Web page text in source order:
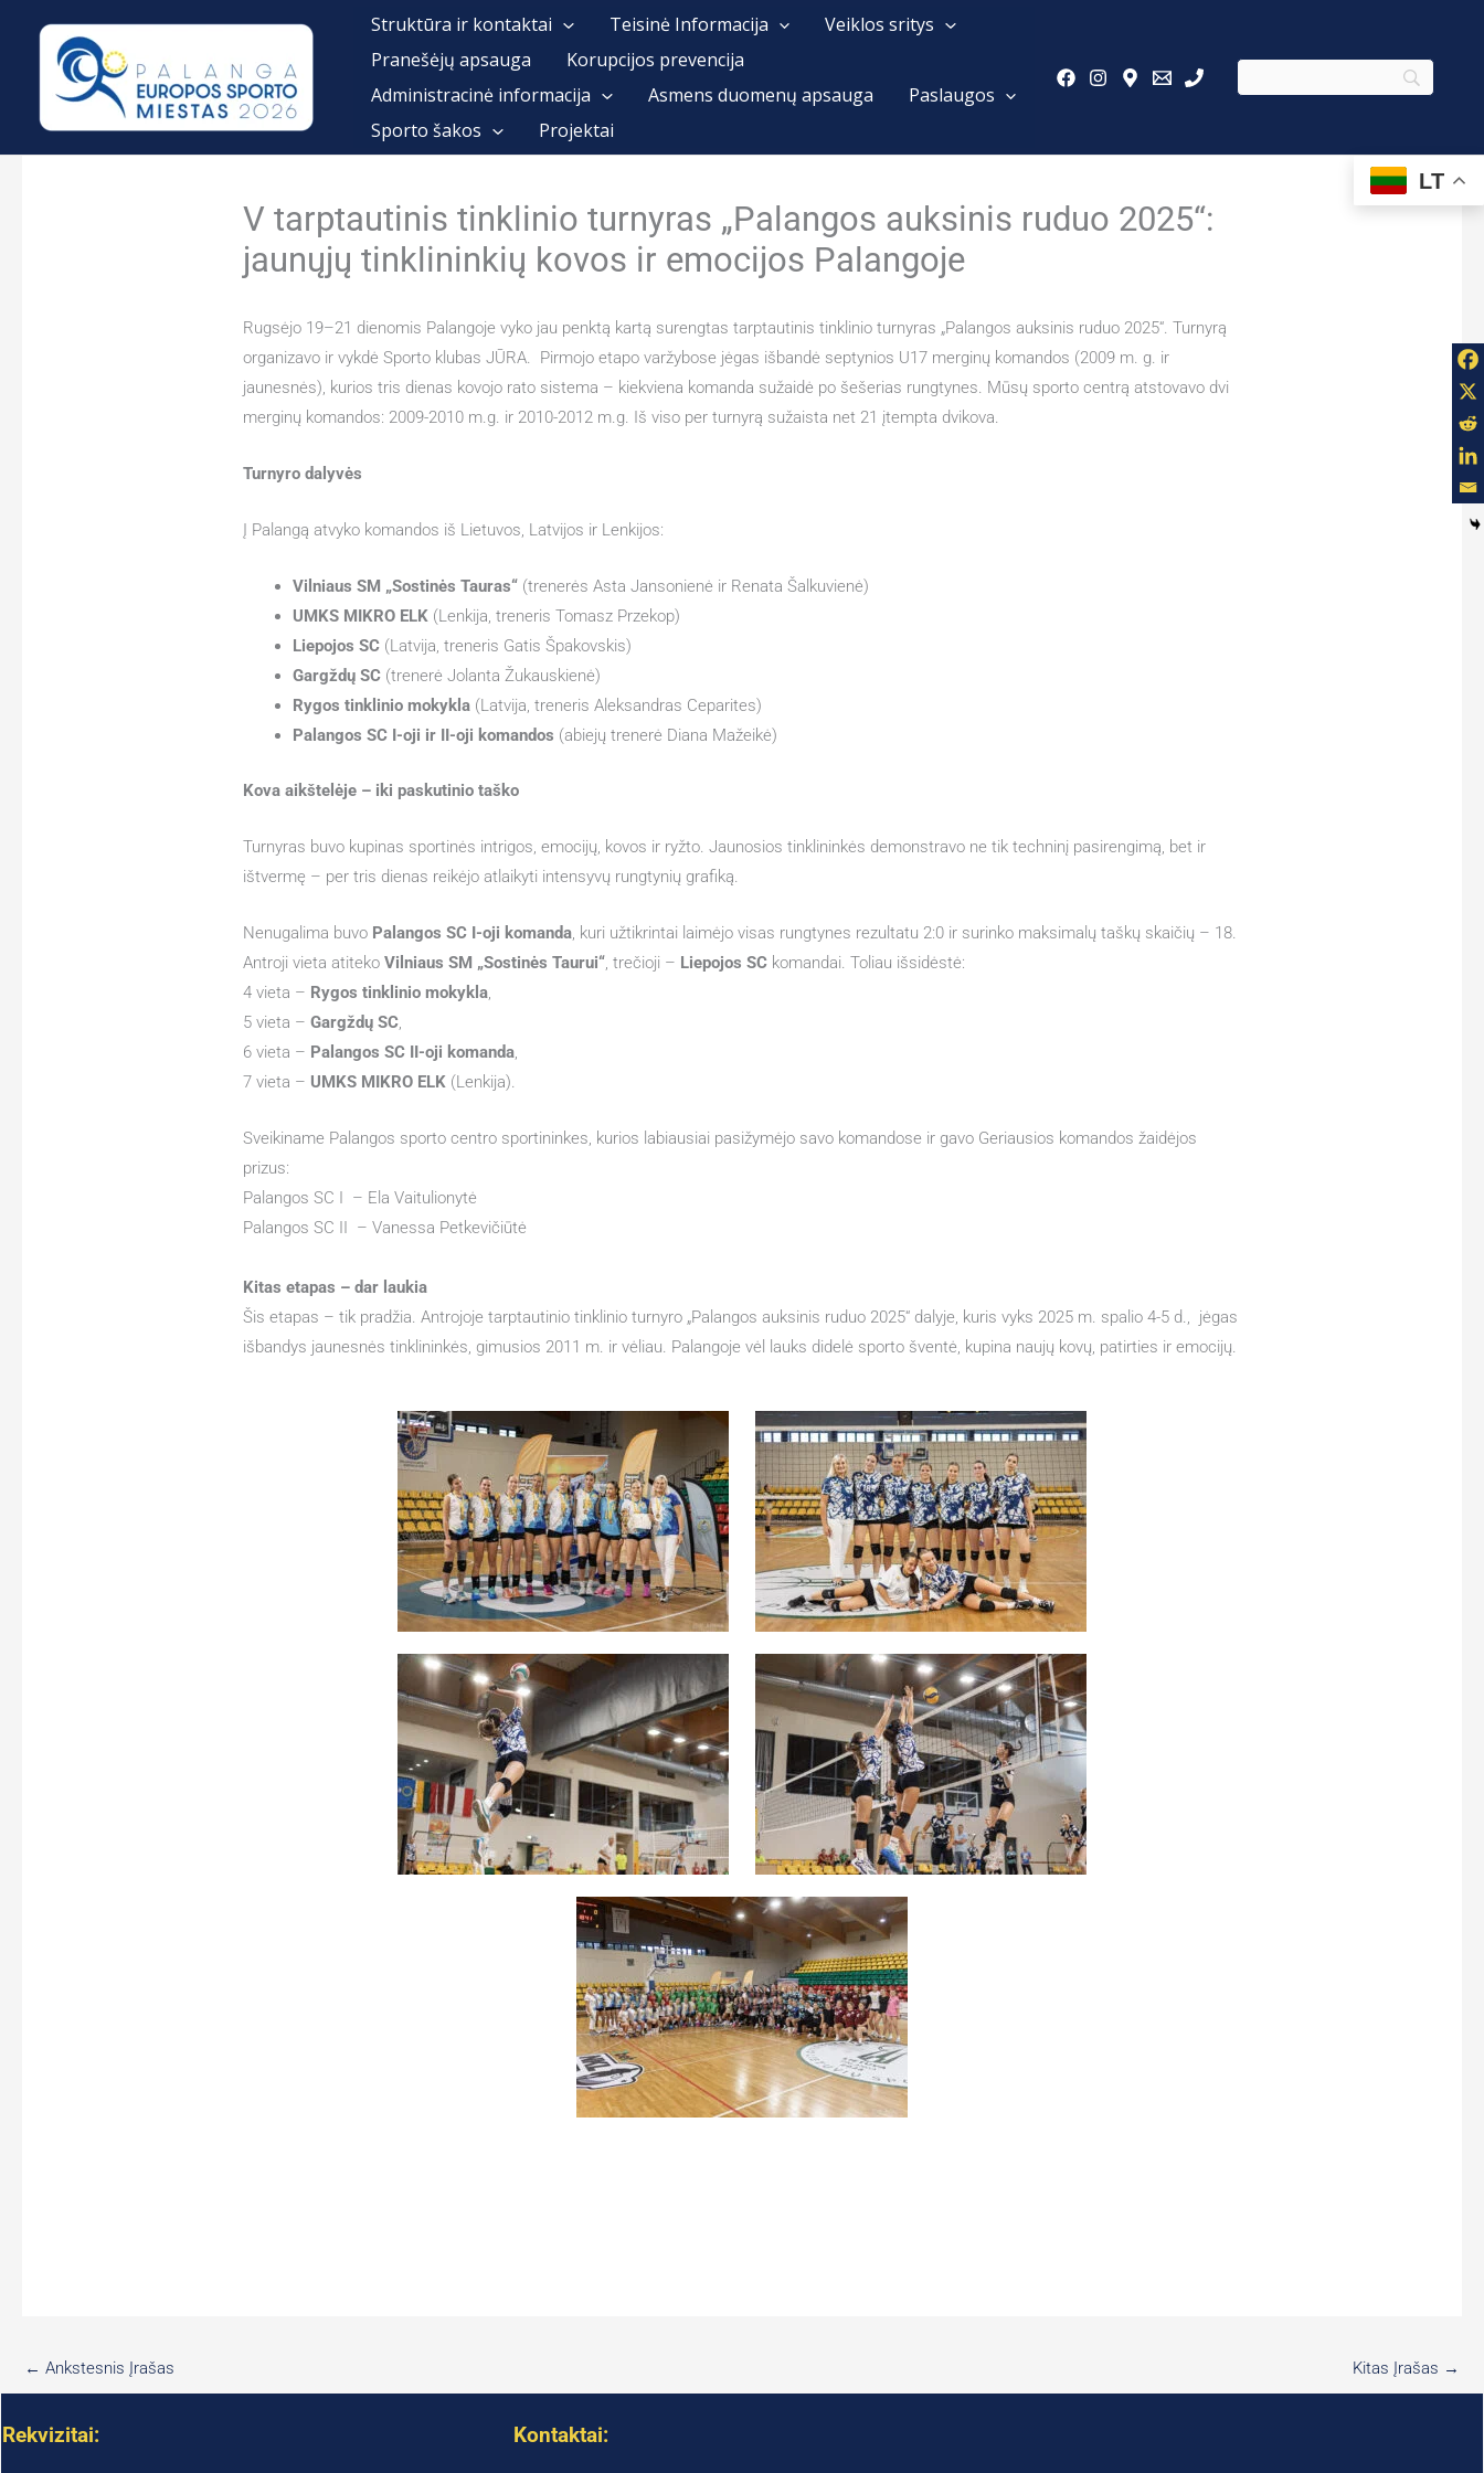
Struktūra ir kontaktai Teisinė Informacija
Veiklos sritys
Pranešėjų apsauga
Korupcijos prevencija
Administracinė informacija
Asmens duomenų apsauga
Paslaugos
Sporto šakos
Projektai
LT
V tarptautinis tinklinio turnyras „Palangos auksinis ruduo 2025“:
jaunųjų tinklininkių kovos ir emocijos Palangoje
Rugsėjo 19–21 dienomis Palangoje vyko jau penktą kartą surengtas tarptautinis tinklinio turnyras „Palangos auksinis ruduo 2025“. Turnyrą
organizavo ir vykdė Sporto klubas JŪRA. Pirmojo etapo varžybose jėgas išbandė septynios U17 merginų komandos (2009 m. g. ir
jaunesnės), kurios tris dienas kovojo rato sistema – kiekviena komanda sužaidė po šešerias rungtynes. Mūsų sporto centrą atstovavo dvi
merginų komandos: 2009-2010 m.g. ir 2010-2012 m.g. Iš viso per turnyrą sužaista net 21 įtempta dvikova.
Turnyro dalyvės
Į Palangą atvyko komandos iš Lietuvos, Latvijos ir Lenkijos:
Vilniaus SM „Sostinės Tauras“ (trenerės Asta Jansonienė ir Renata Šalkuvienė)
UMKS MIKRO ELK (Lenkija, treneris Tomasz Przekop)
Liepojos SC (Latvija, treneris Gatis Špakovskis)
Gargždų SC (trenerė Jolanta Žukauskienė)
Rygos tinklinio mokykla (Latvija, treneris Aleksandras Ceparites)
Palangos SC I-oji ir II-oji komandos (abiejų trenerė Diana Mažeikė)
Kova aikštelėje – iki paskutinio taško
Turnyras buvo kupinas sportinės intrigos, emocijų, kovos ir ryžto. Jaunosios tinklininkės demonstravo ne tik techninį pasirengimą, bet ir
ištvermę – per tris dienas reikėjo atlaikyti intensyvų rungtynių grafiką.
Nenugalima buvo Palangos SC I-oji komanda , kuri užtikrintai laimėjo visas rungtynes rezultatu 2:0 ir surinko maksimalų taškų skaičių – 18.
Antroji vieta atitekoVilniaus SM „Sostinės Taurui“ , trečioji – Liepojos SC komandai. Toliau išsidėstė:
4 vieta – Rygos tinklinio mokykla
5 vieta –Gargždų SC
6 vieta – Palangos SC II-oji komanda
7 vieta – UMKS MIKRO ELK (Lenkija).
Sveikiname Palangos sporto centro sportininkes, kurios labiausiai pasižymėjo savo komandose ir gavo Geriausios komandos žaidėjos
prizus:
Palangos SC I – Ela Vaitulionytė
Palangos SC II – Vanessa Petkevičiūtė
Kitas etapas – dar laukia
Šis etapas – tik pradžia. Antrojoje tarptautinio tinklinio turnyro „Palangos auksinis ruduo 2025“ dalyje, kuris vyks 2025 m. spalio 4-5 d., jėgas
išbandys jaunesnės tinklininkės, gimusios 2011 m. ir vėliau. Palangoje vėl lauks didelė sporto šventė, kupina naujų kovų, patirties ir emocijų.
← Ankstesnis Įrašas Kitas Įrašas →
Rekvizitai: Kontaktai: